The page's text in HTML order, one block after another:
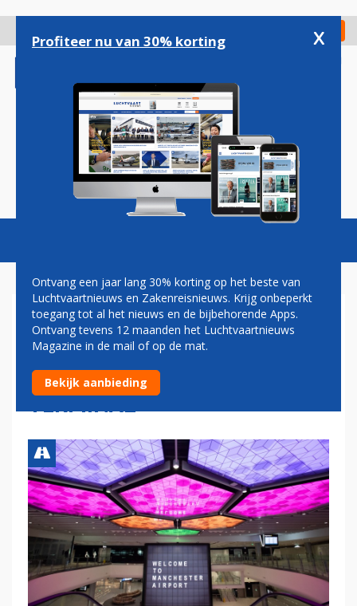
gaan
Check in
Magazine Podcasts Vacatures
MANCHESTER AIRPORT
VERWELKOMT EERSTE
PASSAGIERS IN NIEUWE
TERMINAL
Profiteer nu van 30% korting x
Ontvang een jaar lang 30% korting op het beste van
Luchtvaartnieuws en Zakenreisnieuws. Krijg onbeperkt
toegang tot al het nieuws en de bijbehorende Apps.
Ontvang tevens 12 maanden het Luchtvaartnieuws
Magazine in de mail of op de mat.
Bekijk aanbieding